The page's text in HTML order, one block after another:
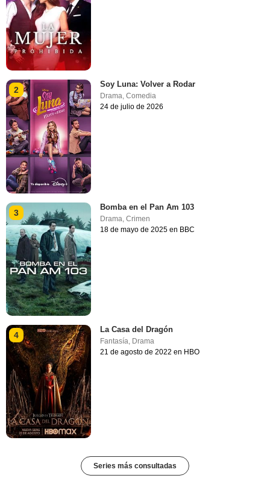
2
Soy Luna: Volver a Rodar
Drama,Comedia
24 de julio de 2026
3
Bomba en el Pan Am 103
Drama ,Crimen
18 de mayo de 2025 en BBC
4
La Casa del Dragón
Fantasía, Drama
21 de agosto de 2022 en HBO
Series más consultadas